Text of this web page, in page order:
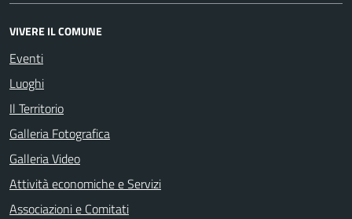
VIVERE IL COMUNE
Eventi
Luoghi
Il Territorio
Galleria Fotografica
Galleria Video
Attività economiche e Servizi
Associazioni e Comitati